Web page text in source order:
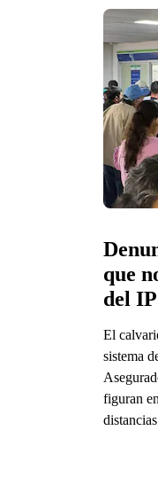
que
del
El
sistema
figuran